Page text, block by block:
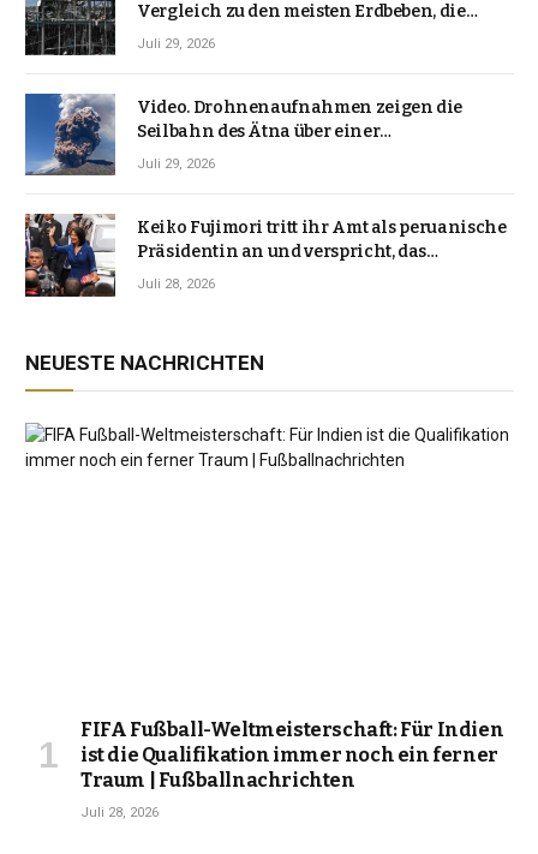
Vergleich zu den meisten Erdbeben, die
Japan erschütterten, ungewöhnlich ist
Juli 29, 2026
Video. Drohnenaufnahmen zeigen die
Seilbahn des Ätna über einer
Vulkanlandschaft
Juli 29, 2026
Keiko Fujimori tritt ihr Amt als peruanische
Präsidentin an und verspricht, das
Jahrzehnt der Instabilität zu beenden
Juli 28, 2026
NEUESTE NACHRICHTEN
FIFA Fußball-Weltmeisterschaft: Für Indien
ist die Qualifikation immer noch ein ferner
Traum | Fußballnachrichten
Juli 28, 2026